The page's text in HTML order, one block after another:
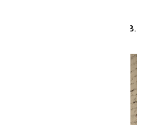
страстное, резкое.
о главенстве чувств.